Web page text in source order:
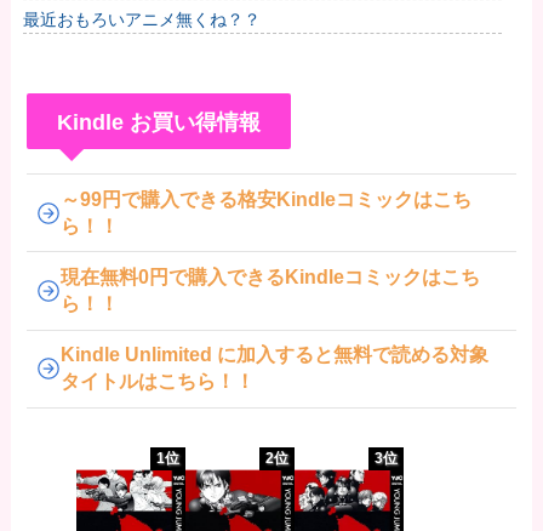
たので、言葉責めをすることで身の毛がよだつ思いをしてもら
うことに...
最近おもろいアニメ無くね？？
Kindle お買い得情報
～99円で購入できる格安Kindleコミックはこち
ら！！
現在無料0円で購入できるKindleコミックはこち
ら！！
Kindle Unlimited に加入すると無料で読める対象
タイトルはこちら！！
1位 2位 3位